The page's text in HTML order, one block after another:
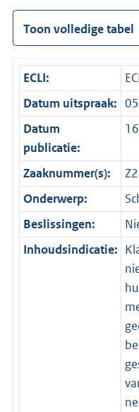
Toon volledige tabel
ECLI:
Datum uitspraak:
Datum
publicatie:
Zaaknummer(s):
Onderwerp:
Beslissingen:
Inhoudsindicatie: